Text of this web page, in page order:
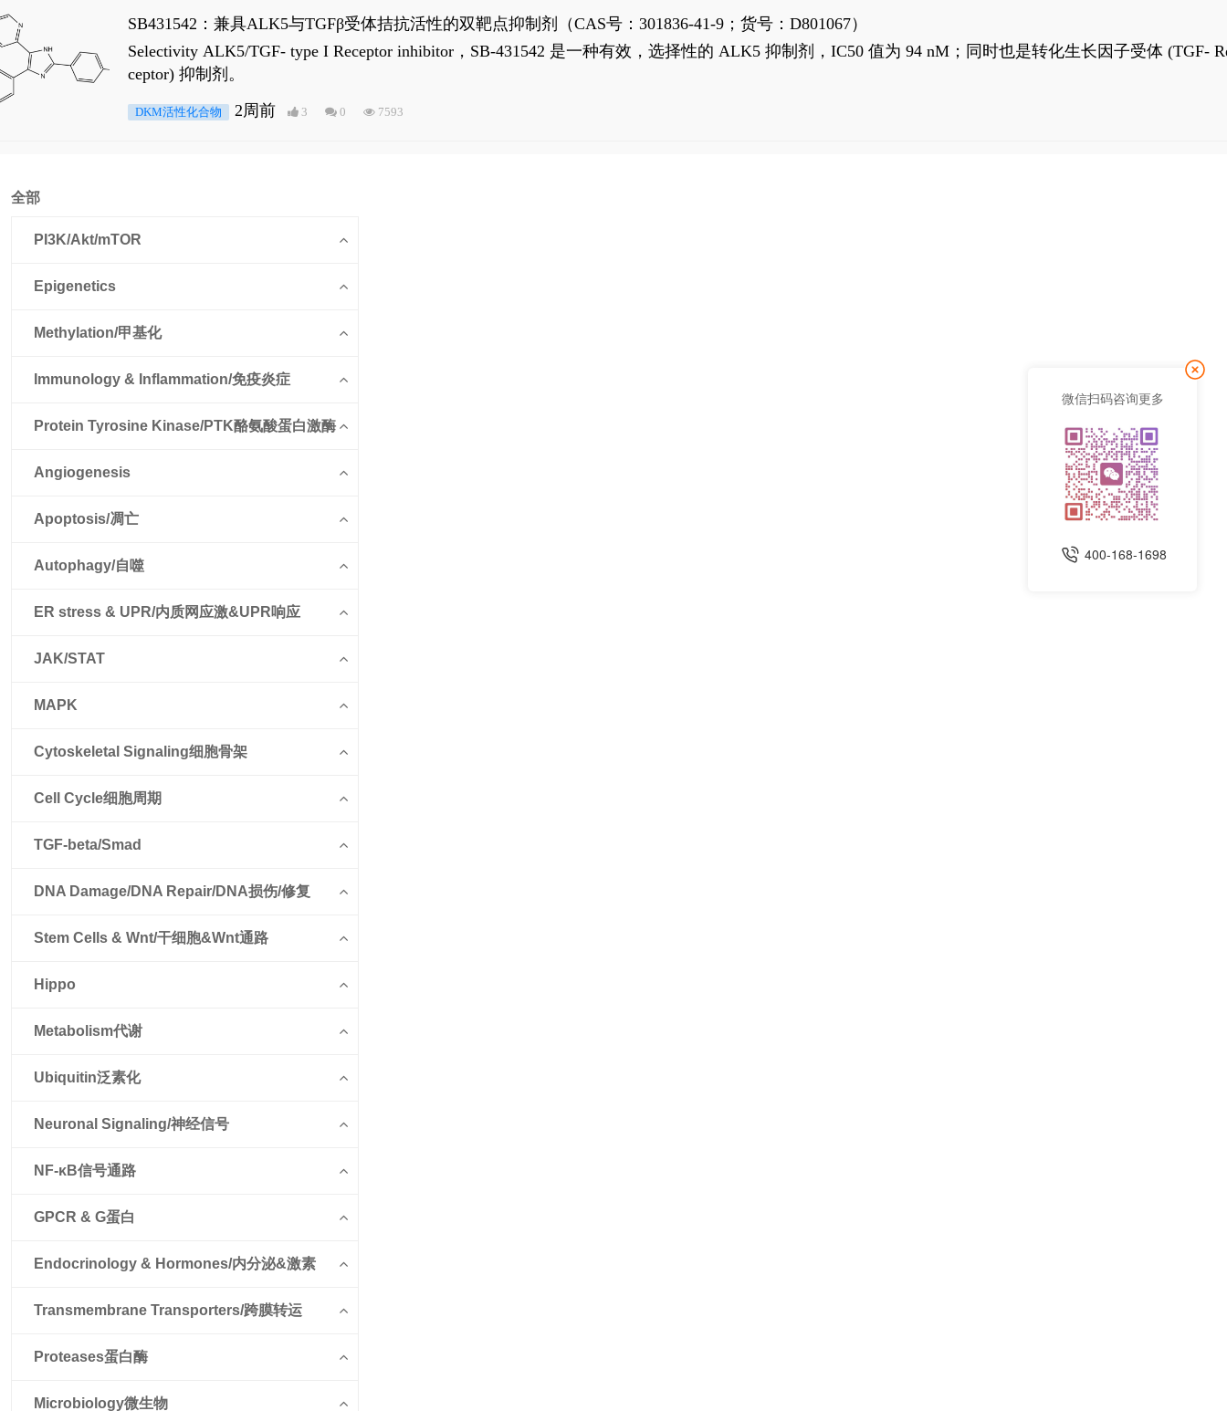
SB431542：兼具ALK5与TGFβ受体拮抗活性的双靶点抑制剂（CAS号：301836-41-9；货号：D801067）
Selectivity ALK5/TGF- type I Receptor inhibitor，SB-431542 是一种有效，选择性的 ALK5 抑制剂，IC50 值为 94 nM；同时也是转化生长因子受体 (TGF-
ceptor) 抑制剂。
DKM活性化合物 2周前 3 0 7593
全部
PI3K/Akt/mTOR
Epigenetics
Methylation/甲基化
Immunology & Inflammation/免疫炎症
Protein Tyrosine Kinase/PTK酪氨酸蛋白激酶
Angiogenesis
Apoptosis/凋亡
Autophagy/自噬
ER stress & UPR/内质网应激&UPR响应
JAK/STAT
MAPK
Cytoskeletal Signaling细胞骨架
Cell Cycle细胞周期
TGF-beta/Smad
DNA Damage/DNA Repair/DNA损伤/修复
Stem Cells & Wnt/干细胞&Wnt通路
Hippo
Metabolism代谢
Ubiquitin泛素化
Neuronal Signaling/神经信号
NF-κB信号通路
GPCR & G蛋白
Endocrinology & Hormones/内分泌&激素
Transmembrane Transporters/跨膜转运
Proteases蛋白酶
Microbiology微生物
微信扫码咨询更多
400-168-1698